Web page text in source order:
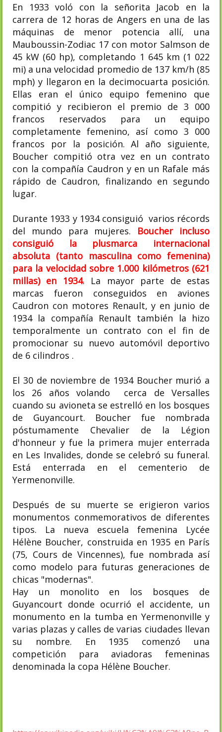
En 1933 voló con la señorita Jacob en la
carrera de 12 horas de Angers en una de las
máquinas de menor potencia allí, una
Mauboussin-Zodiac 17 con motor Salmson de
45 kW (60 hp), completando 1 645 km (1 022
mi) a una velocidad promedio de 137 km/h (85
mph) y llegaron en la decimocuarta posición.
Ellas eran el único equipo femenino que
compitió y recibieron el premio de 3 000
francos reservados para un equipo
completamente femenino, así como 3 000
francos por la posición.​ Al año siguiente,
Boucher compitió otra vez en un contrato
con la compañía Caudron y en un Rafale más
rápido de Caudron,​ finalizando en segundo
lugar.​
Durante 1933 y 1934 consiguió varios récords
del mundo para mujeres. Boucher incluso
consiguió la plusmarca internacional
absoluta (tanto masculina como femenina)
para la velocidad sobre 1.000 kilómetros (621
millas) en 1934. La mayor parte de estas
marcas fueron conseguidos en aviones
Caudron con motores Renault, y en junio de
1934 la compañía Renault también la hizo
temporalmente un contrato con el fin de
promocionar su nuevo automóvil deportivo
de 6 cilindros .
El 30 de noviembre de 1934 Boucher murió a
los 26 años volando cerca de Versalles
cuando su avioneta se estrelló en los bosques
de Guyancourt.​ Boucher fue nombrada
póstumamente Chevalier de la Légion
d'honneur y fue la primera mujer enterrada
en Les Invalides, donde se celebró su funeral.​
Está enterrada en el cementerio de
Yermenonville.​
Después de su muerte se erigieron varios
monumentos conmemorativos de diferentes
tipos. La nueva escuela femenina Lycée
Hélène Boucher, construida en 1935 en París
(75, Cours de Vincennes), fue nombrada así
como modelo para futuras generaciones de
chicas "modernas".
Hay un monolito en los bosques de
Guyancourt donde ocurrió el accidente, un
monumento en la tumba en Yermenonville y
varias plazas y calles de varias ciudades llevan
su nombre. En 1935 comenzó una
competición para aviadoras femeninas
denominada la copa Hélène Boucher.